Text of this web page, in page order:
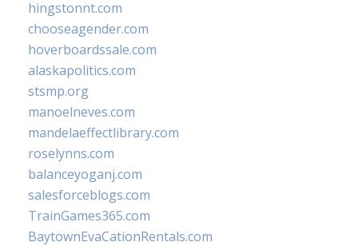
hingstonnt.com
chooseagender.com
hoverboardssale.com
alaskapolitics.com
stsmp.org
manoelneves.com
mandelaeffectlibrary.com
roselynns.com
balanceyoganj.com
salesforceblogs.com
TrainGames365.com
BaytownEvaCationRentals.com